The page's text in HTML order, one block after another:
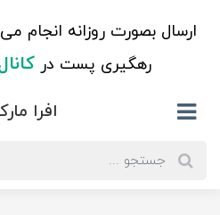
ارسال بصورت روزانه انجام
رهگیری پست در
افرا